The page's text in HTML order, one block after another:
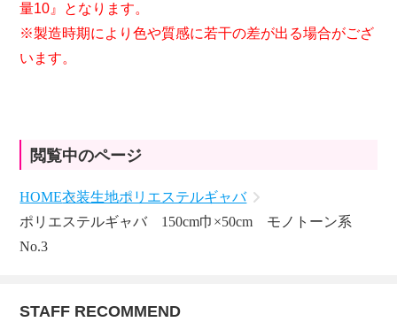
量10』となります。
※製造時期により色や質感に若干の差が出る場合がござ
います。
閲覧中のページ
HOME衣装生地ポリエステルギャバ
ポリエステルギャバ 150cm巾×50cm モノトーン系
No.3
STAFF RECOMMEND